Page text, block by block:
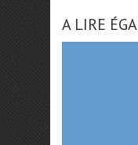
A LIRE